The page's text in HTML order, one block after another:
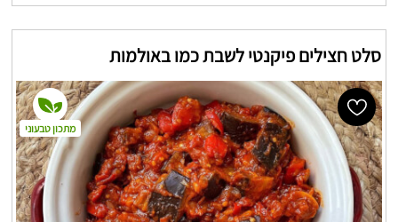
סלט חצילים פיקנטי לשבת כמו באולמות
מתכון טבעוני